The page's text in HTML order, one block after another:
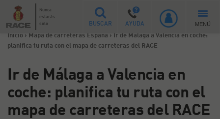
Nunca
estarás
solo
BUSCAR AYUDA
MENÚ
Inicio > Mapa de carreteras España > Ir de Málaga a Valencia en coche:
planifica tu ruta con el mapa de carreteras del RACE
Ir de Málaga a Valencia en
coche: planifica tu ruta con el
mapa de carreteras del RACE